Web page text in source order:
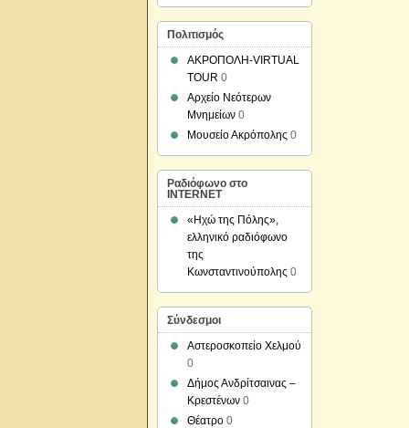
Πολιτισμός
ΑΚΡΟΠΟΛΗ-VIRTUAL
TOUR 0
Αρχείο Νεότερων
Μνημείων 0
Μουσείο Ακρόπολης 0
Ραδιόφωνο στο
INTERNET
«Ηχώ της Πόλης»,
ελληνικό ραδιόφωνο
της
Κωνσταντινούπολης 0
Σύνδεσμοι
Αστεροσκοπείο Χελμού
0
Δήμος Ανδρίτσαινας –
Κρεστένων 0
Θέατρο 0